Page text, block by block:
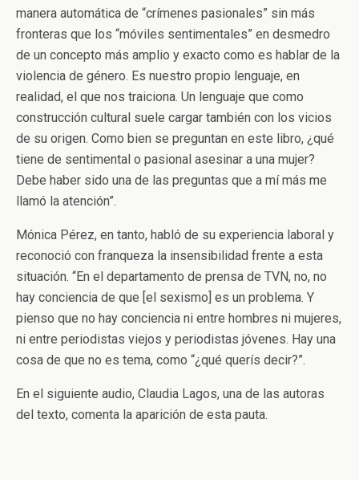
manera automática de “crímenes pasionales” sin más
fronteras que los “móviles sentimentales” en desmedro
de un concepto más amplio y exacto como es hablar de la
violencia de género. Es nuestro propio lenguaje, en
realidad, el que nos traiciona. Un lenguaje que como
construcción cultural suele cargar también con los vicios
de su origen. Como bien se preguntan en este libro, ¿qué
tiene de sentimental o pasional asesinar a una mujer?
Debe haber sido una de las preguntas que a mí más me
llamó la atención”.
Mónica Pérez, en tanto, habló de su experiencia laboral y
reconoció con franqueza la insensibilidad frente a esta
situación. “En el departamento de prensa de TVN, no, no
hay conciencia de que [el sexismo] es un problema. Y
pienso que no hay conciencia ni entre hombres ni mujeres,
ni entre periodistas viejos y periodistas jóvenes. Hay una
cosa de que no es tema, como “¿qué querís decir?”.
En el siguiente audio, Claudia Lagos, una de las autoras
del texto, comenta la aparición de esta pauta.